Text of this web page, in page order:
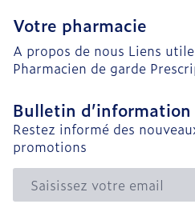
Votre pharmacie
A propos de nous Liens
Pharmacien de garde
Bulletin d’information
Restez informé des
promotions
Adresse mail